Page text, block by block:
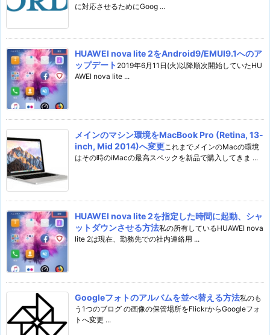
に対応させるためにGoog ...
HUAWEI nova lite 2をAndroid9/EMUI9.1へのア
ップデート 2019年6月11日(火)以降順次開始していたHU
AWEI nova lite ...
メインのマシン環境をMacBook Pro (Retina, 13-
inch, Mid 2014)へ変更これまでメインのMacの環境
はその時のiMacの最高スペックを新品で購入してきま ...
HUAWEI nova lite 2を指定した時間に起動、シャ
ットダウンさせる方法私の所有しているHUAWEI nova
lite 2は現在、勤務先での社内連絡用 ...
Googleフォトのアルバムを並べ替える方法私のも
う1つのブログ の画像の保管場所をFlickrからGoogleフォ
トへ変更 ...